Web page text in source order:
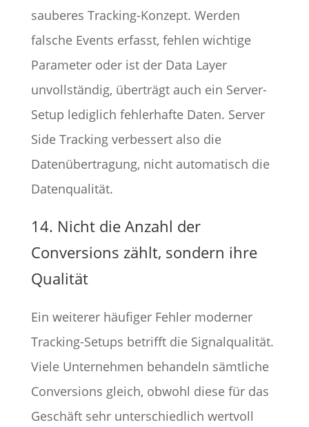
sauberes Tracking-Konzept. Werden
falsche Events erfasst, fehlen wichtige
Parameter oder ist der Data Layer
unvollständig, überträgt auch ein Server-
Setup lediglich fehlerhafte Daten. Server
Side Tracking verbessert also die
Datenübertragung, nicht automatisch die
Datenqualität.
14. Nicht die Anzahl der
Conversions zählt, sondern ihre
Qualität
Ein weiterer häufiger Fehler moderner
Tracking-Setups betrifft die Signalqualität.
Viele Unternehmen behandeln sämtliche
Conversions gleich, obwohl diese für das
Geschäft sehr unterschiedlich wertvoll